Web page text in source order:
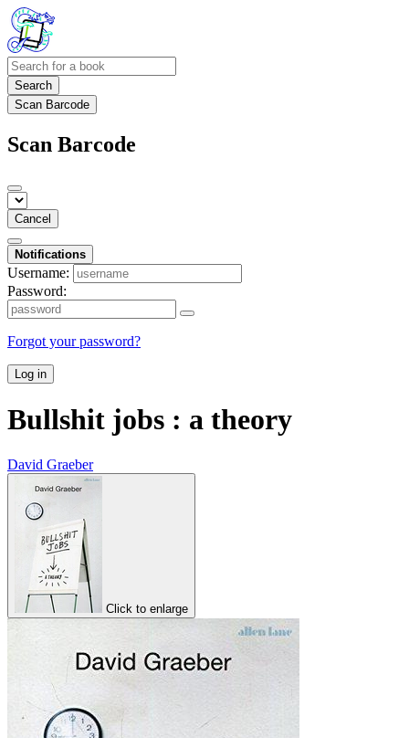
Search
Scan Barcode
Scan Barcode
Cancel
Notifications
Username:
Password:
Forgot your password?
Log in
Bullshit jobs : a theory
David Graeber
Click to enlarge